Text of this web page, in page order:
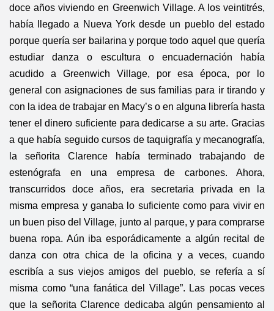
doce años viviendo en Greenwich Village. A los veintitrés,
había llegado a Nueva York desde un pueblo del estado
porque quería ser bailarina y porque todo aquel que quería
estudiar danza o escultura o encuadernación había
acudido a Greenwich Village, por esa época, por lo
general con asignaciones de sus familias para ir tirando y
con la idea de trabajar en Macy’s o en alguna librería hasta
tener el dinero suficiente para dedicarse a su arte. Gracias
a que había seguido cursos de taquigrafía y mecanografía,
la señorita Clarence había terminado trabajando de
estenógrafa en una empresa de carbones. Ahora,
transcurridos doce años, era secretaria privada en la
misma empresa y ganaba lo suficiente como para vivir en
un buen piso del Village, junto al parque, y para comprarse
buena ropa. Aún iba esporádicamente a algún recital de
danza con otra chica de la oficina y a veces, cuando
escribía a sus viejos amigos del pueblo, se refería a sí
misma como “una fanática del Village”. Las pocas veces
que la señorita Clarence dedicaba algún pensamiento al